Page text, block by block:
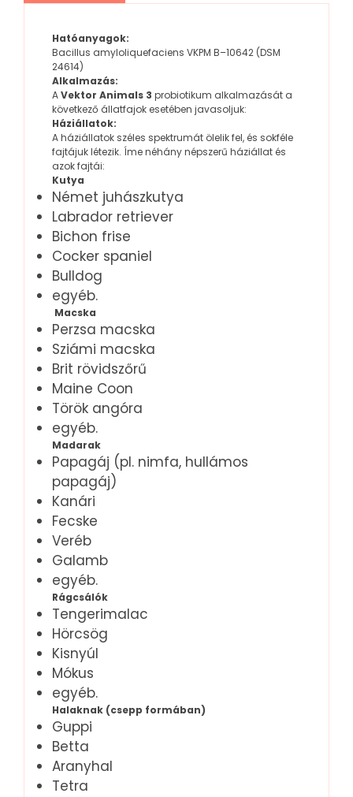
Hatóanyagok:
Bacillus amyloliquefaciens VKPM B–10642 (DSM
24614)
Alkalmazás:
AVektor Animals 3 probiotikum alkalmazását a
következő állatfajok esetében javasoljuk:
Háziállatok:
A háziállatok széles spektrumát ölelik fel, és sokféle
fajtájuk létezik. Íme néhány népszerű háziállat és
azok fajtái:
Kutya
Német juhászkutya
Labrador retriever
Bichon frise
Cocker spaniel
Bulldog
egyéb.
Macska
Perzsa macska
Sziámi macska
Brit rövidszőrű
Maine Coon
Török angóra
egyéb.
Madarak
Papagáj (pl. nimfa, hullámos
papagáj)
Kanári
Fecske
Veréb
Galamb
egyéb.
Rágcsálók
Tengerimalac
Hörcsög
Kisnyúl
Mókus
egyéb.
Halaknak (csepp formában)
Guppi
Betta
Aranyhal
Tetra